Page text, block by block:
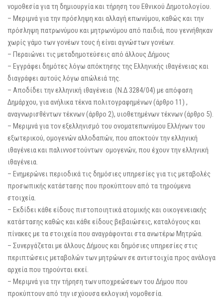
νομοθεσία για τη δημιουργία και τήρηση του Εθνικού Δημοτολογίου.
– Μεριμνά για την πρόσληψη και αλλαγή επωνύμου, καθώς και την
πρόσληψη πατρωνύμου και μητρωνύμου από παιδιά, που γεννήθηκαν
χωρίς γάμο των γονέων τους ή είναι αγνώστων γονέων.
– Περαιώνει τις μεταδημοτεύσεις από άλλους Δήμους
– Εγγράφει δημότες λόγω απόκτησης της Ελληνικής ιθαγένειας και
διαγράφει αυτούς λόγω απώλειά της.
– Αποδίδει την ελληνική ιθαγένεια (Ν.Δ 3284/04) με απόφαση
Δημάρχου, για ανήλικα τέκνα πολιτογραφημένων (άρθρο 11) ,
αναγνωρισθέντων τέκνων (άρθρο 2), υιοθετημένων τέκνων (άρθρο 5).
– Μεριμνά για τον εξελληνισμό του ονοματεπωνύμου Ελλήνων του
εξωτερικού, ομογενών αλλοδαπών, που αποκτούν την ελληνική
ιθαγένεια και παλιννοστούντων ομογενών, που έχουν την ελληνική
ιθαγένεια.
– Ενημερώνει περιοδικά τις δημόσιες υπηρεσίες για τις μεταβολές
προσωπικής κατάστασης που προκύπτουν από τα τηρούμενα
στοιχεία.
– Εκδίδει κάθε είδους πιστοποιητικά ατομικής και οικογενειακής
κατάστασης καθώς και κάθε είδους βεβαιώσεις, καταλόγους και
πίνακες με τα στοιχεία που αναγράφονται στα ανωτέρω Μητρώα.
– Συνεργάζεται με άλλους Δήμους και δημόσιες υπηρεσίες στις
περιπτώσεις μεταβολών των μητρώων σε αντιστοιχία προς ανάλογα
αρχεία που τηρούνται εκεί.
– Μεριμνά για την τήρηση των υποχρεώσεων του Δήμου που
προκύπτουν από την ισχύουσα εκλογική νομοθεσία.